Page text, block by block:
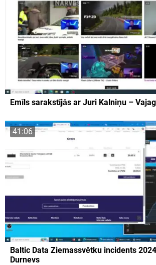
Emīls sarakstījās ar Juri Kalniņu –
41:06
Baltic Data Ziemassvētku incidents
Durnevs